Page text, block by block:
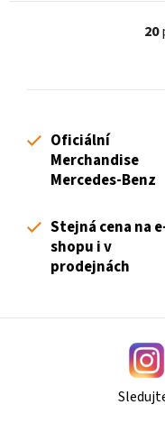
20
Oficiální
Merchandise
Mercedes-Benz
Stejná cena na
shopu i v
prodejnách